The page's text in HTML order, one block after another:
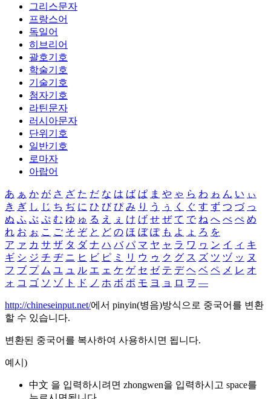
그리스문자
프랑스어
독일어
히브리어
괄호기호
학술기호
기술기호
첨자기호
라틴문자
러시아문자
단위기호
일반기호
로마자
아랍어
あ ぁ か が さ ざ た だ な は ば ぱ ま や ゃ ら わ ゎ ん い ぃ
き ぎ し じ ち ぢ に ひ び ぴ み り う ぅ く ぐ す ず つ づ っ
ぬ ふ ぶ ぷ む ゆ ゅ る え ぇ け げ せ ぜ て で ね へ べ ぺ め
れ お ぉ こ ご そ ぞ と ど の ほ ぼ ぽ も よ ょ ろ を
ア ァ カ サ ザ タ ダ ナ ハ バ パ マ ヤ ャ ラ ワ ヮ ン イ ィ キ
ギ シ ジ チ ヂ ニ ヒ ビ ピ ミ リ ウ ゥ ク グ ス ズ ツ ヅ ッ ヌ
フ ブ プ ム ユ ュ ル エ ェ ケ ゲ セ ゼ テ デ ヘ ベ ペ メ レ オ
ォ コ ゴ ソ ゾ ト ド ノ ホ ボ ポ モ ヨ ョ ロ ヲ ―
http://chineseinput.net/에서 pinyin(병음)방식으로 중국어를 변환
할 수 있습니다.
변환된 중국어를 복사하여 사용하시면 됩니다.
예시)
中文 을 입력하시려면 zhongwen을 입력하시고 space를